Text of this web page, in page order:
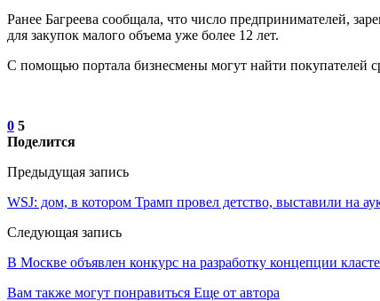
Ранее Багреева сообщала, что число предпринимателей,
для закупок малого объема уже более 12 лет.
С помощью портала бизнесмены могут найти покупателей
0 5
Поделится
Предыдущая запись
WSJ: дом, в котором Трамп провел детство, выставили на
Следующая запись
В Москве объявлен конкурс на разработку концепции
Вам также могут понравиться Еще от автора